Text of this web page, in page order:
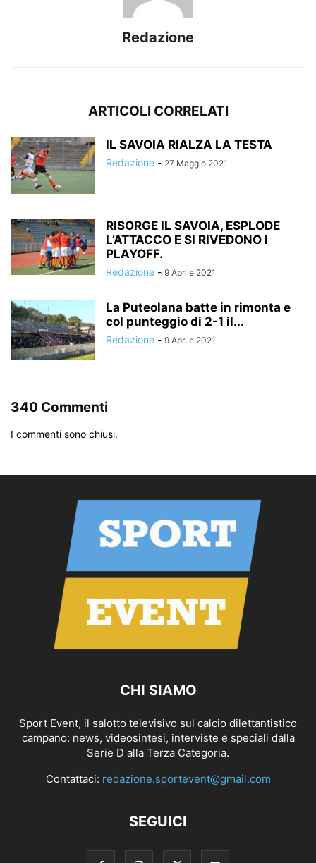
Redazione
ARTICOLI CORRELATI
IL SAVOIA RIALZA LA TESTA
Redazione - 27 Maggio 2021
RISORGE IL SAVOIA, ESPLODE
L’ATTACCO E SI RIVEDONO I
PLAYOFF.
Redazione - 9 Aprile 2021
La Puteolana batte in rimonta e
col punteggio di 2-1 il...
Redazione - 9 Aprile 2021
340 Commenti
I commenti sono chiusi.
CHI SIAMO
Sport Event, il salotto televisivo sul calcio dilettantistico
campano: news, videosintesi, interviste e speciali dalla
Serie D alla Terza Categoria.
Contattaci: redazione.sportevent@gmail.com
SEGUICI